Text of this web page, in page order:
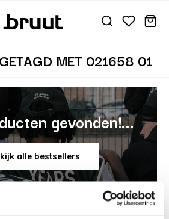
MET 021658 01
gevonden!...
alle bestsellers